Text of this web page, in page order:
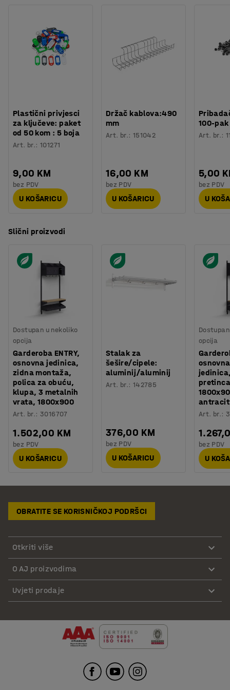
Plastični privjesci
za ključeve: paket
od 50 kom : 5 boja
Art. br.:101271
9,00 KM
bez PDV
U KOŠARICU
Držač kablova:490
mm
Art. br.: 151042
16,00 KM
bez PDV
U KOŠARICU
100-pak
Art. br.:
5,00
bez PDV
U
Slični proizvodi
Dostupan u nekoliko
opcija
Garderoba ENTRY,
osnovna jedinica,
zidna montaža,
polica za obuću,
klupa, 3 metalnih
vrata, 1800x900
Art. br.:3016707
1.502,00 KM
bez PDV
U KOŠARICU
Stalak za
šešire/cipele:
aluminij/aluminij
Art. br.: 142785
376,00 KM
bez PDV
U KOŠARICU
opcija
antracit
Art. br.:
bez PDV
U
OBRATITE SE KORISNIČKOJ PODRŠCI
Otkriti više
O AJ proizvodima
Uvjeti prodaje